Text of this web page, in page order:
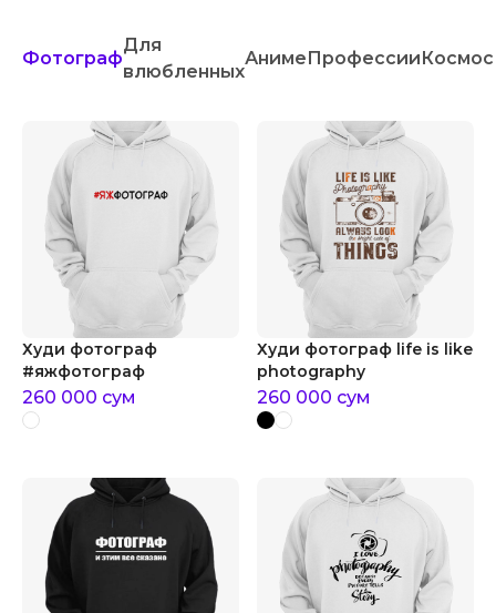
Фотограф
Для
влюбленных
АнимеПрофессииКосмос
Худи фотограф
#яжфотограф
260 000 сум
Худи фотограф life is like
photography
260 000 сум